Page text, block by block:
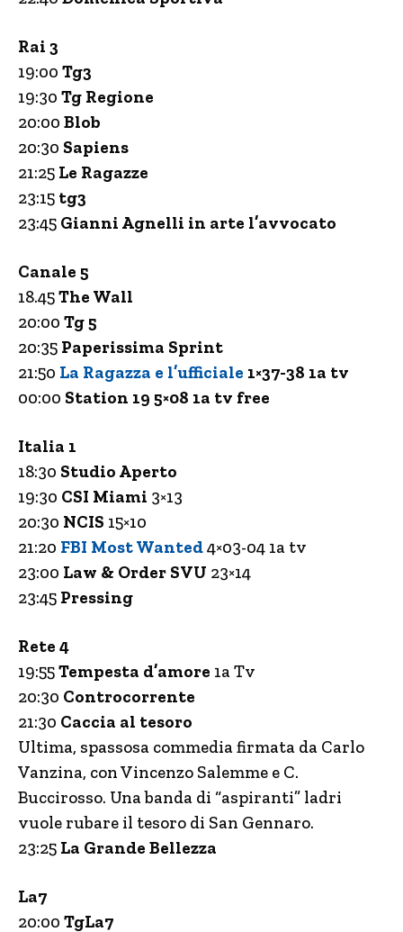
Rai 3
19:00 Tg3
19:30 Tg Regione
20:00 Blob
20:30 Sapiens
21:25 Le Ragazze
23:15 tg3
23:45 Gianni Agnelli in arte l’avvocato
Canale 5
18.45The Wall
20:00 Tg 5
20:35 Paperissima Sprint
21:50 La Ragazza e l’ufficiale 1×37-38 1a tv
00:00 Station 19 5×08 1a tv free
Italia 1
18:30 Studio Aperto
19:30 CSI Miami 3×13
20:30 NCIS 15×10
21:20 FBI Most Wanted4×03-04 1a tv
23:00 Law & Order SVU 23×14
23:45 Pressing
Rete 4
19:55Tempesta d’amore 1a Tv
20:30 Controcorrente
21:30 Caccia al tesoro
Ultima, spassosa commedia firmata da Carlo
Vanzina, con Vincenzo Salemme e C.
Buccirosso. Una banda di “aspiranti” ladri
vuole rubare il tesoro di San Gennaro.
23:25 La Grande Bellezza
La7
20:00 TgLa7